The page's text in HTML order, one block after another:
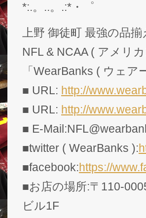
*:.。..。.:*・゜
上野 御徒町 最強の品揃
NFL & NCAA ( アメリ
「WearBanks ( ウェア
■ URL: http://
■ URL: http://
■ E-
■twitter ( WearBanks ):
■facebook:https://
■お店の場所:〒110-
ビル1F